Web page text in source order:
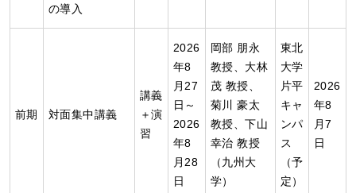
の導入
前期 対面集中講義
講義
＋演
習
2026
年8
月27
日～
2026
年8
月28
日
岡部 朋永
教授、大林
茂 教授、
菊川 豪太
教授、下山
幸治 教授
（九州大
学）
東北
大学
片平
キャ
ンパ
ス
（予
定）
2026
年8
月7
日